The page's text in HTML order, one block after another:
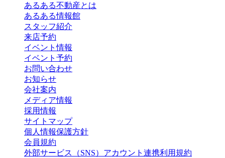
あるある不動産とは
あるある情報館
スタッフ紹介
来店予約
イベント情報
イベント予約
お問い合わせ
お知らせ
会社案内
メディア情報
採用情報
サイトマップ
個人情報保護方針
会員規約
外部サービス（SNS）アカウント連携利用規約